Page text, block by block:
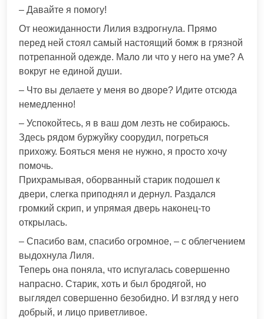
– Давайте я помогу!
От неожиданности Лилия вздрогнула. Прямо
перед ней стоял самый настоящий бомж в грязной
потрепанной одежде. Мало ли что у него на уме? А
вокруг не единой души.
– Что вы делаете у меня во дворе? Идите отсюда
немедленно!
– Успокойтесь, я в ваш дом лезть не собираюсь.
Здесь рядом буржуйку соорудил, погреться
прихожу. Бояться меня не нужно, я просто хочу
помочь.
Прихрамывая, оборванный старик подошел к
двери, слегка приподнял и дернул. Раздался
громкий скрип, и упрямая дверь наконец-то
открылась.
– Спасибо вам, спасибо огромное, – с облегчением
выдохнула Лиля.
Теперь она поняла, что испугалась совершенно
напрасно. Старик, хоть и был бродягой, но
выглядел совершенно безобидно. И взгляд у него
добрый, и лицо приветливое.